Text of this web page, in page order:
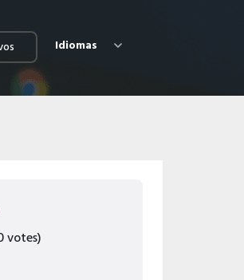
Idiomas
votes)